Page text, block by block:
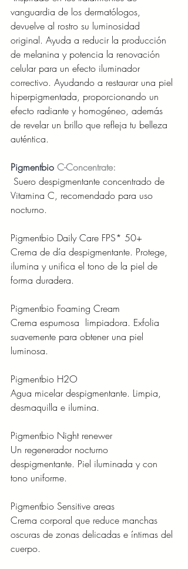
vanguardia de los dermatólogos,
devuelve al rostro su luminosidad
original. Ayuda a reducir la producción
de melanina y potencia la renovación
celular para un efecto iluminador
correctivo. Ayudando a restaurar una piel
hiperpigmentada, proporcionando un
efecto radiante y homogéneo, además
de revelar un brillo que refleja tu belleza
auténtica.
Pigmentbio C-Concentrate:
Suero despigmentante concentrado de
Vitamina C, recomendado para uso
nocturno.
Pigmentbio Daily Care FPS* 50+
Crema de día despigmentante. Protege,
ilumina y unifica el tono de la piel de
forma duradera.
Pigmentbio Foaming Cream
Crema espumosa  limpiadora. Exfolia
suavemente para obtener una piel
luminosa.
Pigmentbio H2O
Agua micelar despigmentante. Limpia,
desmaquilla e ilumina.
Pigmentbio Night renewer
Un regenerador nocturno
despigmentante. Piel iluminada y con
tono uniforme.
Pigmentbio Sensitive areas
Crema corporal que reduce manchas
oscuras de zonas delicadas e íntimas del
cuerpo.